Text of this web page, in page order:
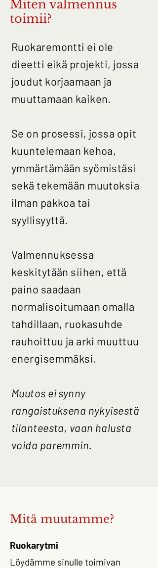
Miten valmennus
toimii?
Ruokaremontti ei ole
dieetti eikä projekti, jossa
joudut korjaamaan ja
muuttamaan kaiken.
Se on prosessi, jossa opit
kuuntelemaan kehoa,
ymmärtämään syömistäsi
sekä tekemään muutoksia
ilman pakkoa tai
syyllisyyttä.
Valmennuksessa
keskitytään siihen, että
paino saadaan
normalisoitumaan omalla
tahdillaan, ruokasuhde
rauhoittuu ja arki muuttuu
energisemmäksi.
Muutos ei synny
rangaistuksena nykyisestä
tilanteesta, vaan halusta
voida paremmin.
Mitä muutamme?
Ruokarytmi
Löydämme sinulle toimivan